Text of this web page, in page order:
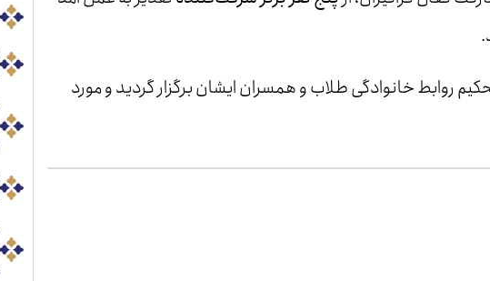
روابط خانوادگی طلاب و همسران ایشان برگزار گردید و مورد